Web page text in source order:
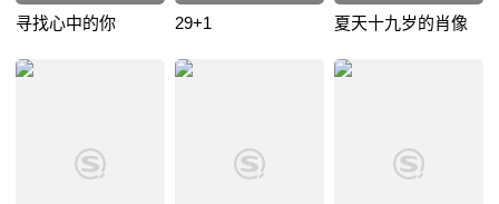
寻找心中的你 29+1 夏天十九岁的肖像